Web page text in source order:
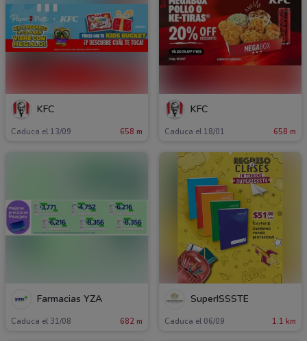
KFC
Caduca el 13/09 658 m
KFC
Caduca el 18/01 658 m
Farmacias YZA
Caduca el 31/08 682 m
SuperISSSTE
Caduca el 06/09 1.1 km